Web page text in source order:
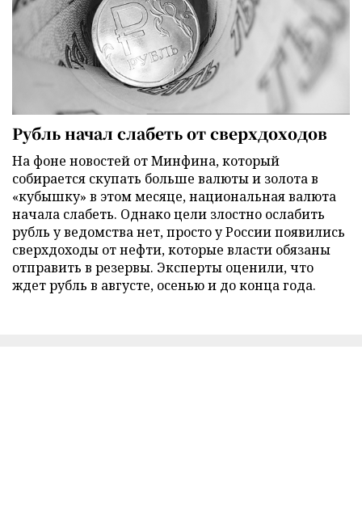
Рубль начал слабеть от сверхдоходов
На фоне новостей от Минфина, который
собирается скупать больше валюты и золота в
«кубышку» в этом месяце, национальная валюта
начала слабеть. Однако цели злостно ослабить
рубль у ведомства нет, просто у России появились
сверхдоходы от нефти, которые власти обязаны
отправить в резервы. Эксперты оценили, что
ждет рубль в августе, осенью и до конца года.